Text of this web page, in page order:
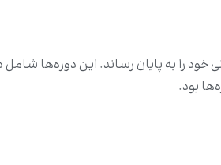
را به پایان رساند. این دوره‌ها
بود.